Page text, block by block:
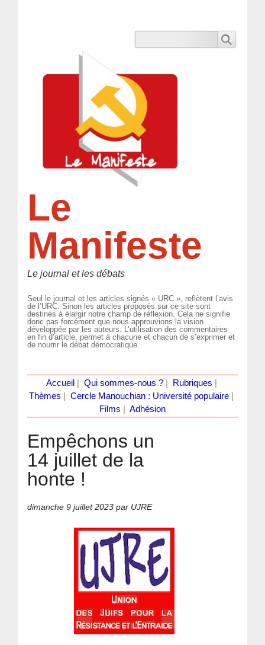
Le
Manifeste
Le journal et les débats
Seul le journal et les articles signés « URC », reflètent l’avis
de l’URC. Sinon les articles proposés sur ce site sont
destinés à élargir notre champ de réflexion. Cela ne signifie
donc pas forcément que nous approuvions la vision
développée par les auteurs. L’utilisation des commentaires
en fin d’article, permet à chacune et chacun de s’exprimer et
de nourrir le débat démocratique.
Accueil Qui sommes-nous ?| Rubriques
Thèmes
Cercle Manouchian : Université populaire
Films
Adhésion
Empêchons un
14 juillet de la
honte !
dimanche 9 juillet 2023 par UJRE